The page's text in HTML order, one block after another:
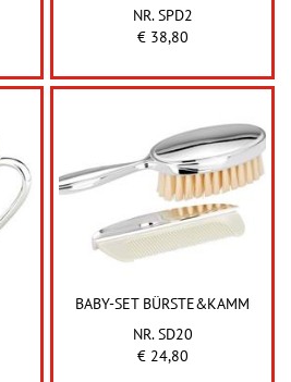
NR. SPD2
€ 38,80
BABY-SET BÜRSTE&KAMM
NR. SD20
€ 24,80